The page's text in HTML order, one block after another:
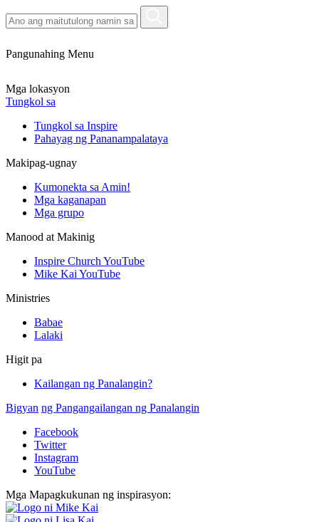
Pangunahing Menu
Mga lokasyon
Tungkol sa
Tungkol sa Inspire
Pahayag ng Pananampalataya
Makipag-ugnay
Kumonekta sa Amin!
Mga kaganapan
Mga grupo
Manood at Makinig
Inspire Church YouTube
Mike Kai YouTube
Ministries
Babae
Lalaki
Higit pa
Kailangan ng Panalangin?
Bigyan ng Pangangailangan ng Panalangin
Facebook
Twitter
Instagram
YouTube
Mga Mapagkukunan ng inspirasyon: